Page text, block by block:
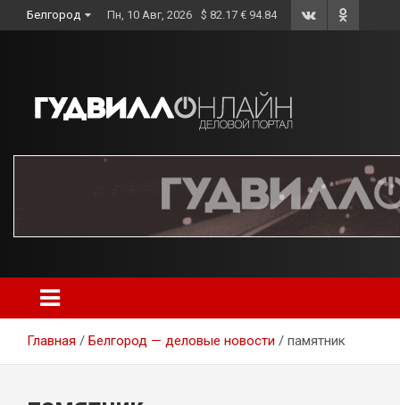
to
Белгород Пн, 10 Авг, 2026 $ 82.17 € 94.84
Главная Белгород — деловые новости памятник